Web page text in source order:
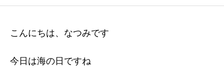
こんにちは、なつみです
今日は海の日ですね